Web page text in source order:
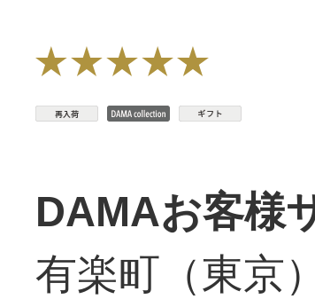
DAMAお客様
有楽町（東京